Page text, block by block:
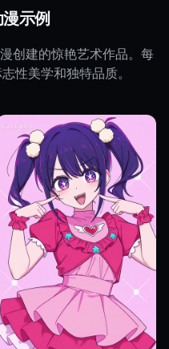
示例
创建的惊艳艺术作品。每
性美学和独特品质。